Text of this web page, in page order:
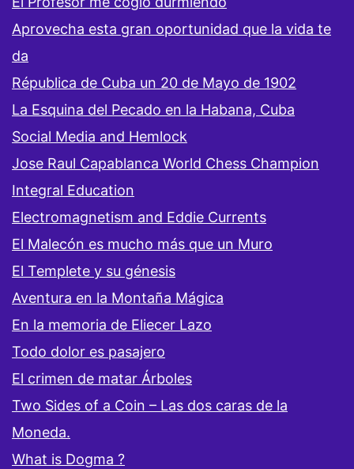
Aprovecha esta gran oportunidad que la vida te
da
Républica de Cuba un 20 de Mayo de 1902
La Esquina del Pecado en la Habana, Cuba
Social Media and Hemlock
Jose Raul Capablanca World Chess Champion
Integral Education
Electromagnetism and Eddie Currents
El Malecón es mucho más que un Muro
El Templete y su génesis
Aventura en la Montaña Mágica
En la memoria de Eliecer Lazo
Todo dolor es pasajero
El crimen de matar Árboles
Two Sides of a Coin – Las dos caras de la
Moneda.
What is Dogma ?